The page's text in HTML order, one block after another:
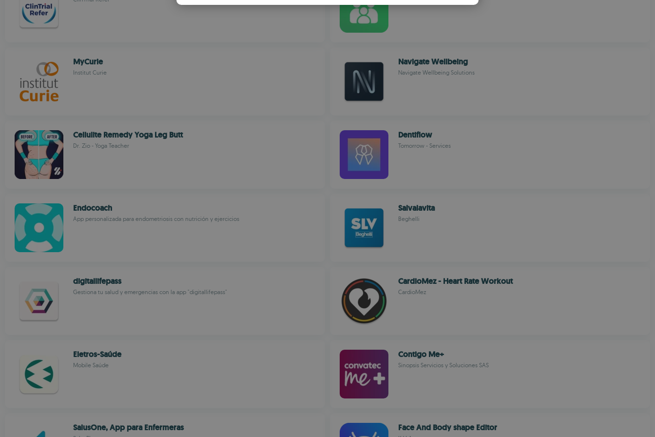
MyCurie
Institut Curie
Navigate Wellbeing
Navigate Wellbeing Solutions
Cellulite Remedy Yoga Leg Butt
Dr. Zio - Yoga Teacher
Dentiflow
Tomorrow - Services
Endocoach
App personalizada para endometriosis con nutrición y ejercicios
Salvalavita
Beghelli
digitallifepass
Gestiona tu salud y emergencias con la app "digitallifepass"
CardioMez - Heart Rate Workout
CardioMez
Eletros-Saúde
Mobile Saúde
Contigo Me+
Sinopsis Servicios y Soluciones SAS
SalusOne, App para Enfermeras Face And Body shape Editor
SPANISH